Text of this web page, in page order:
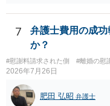
響、離婚・別居の有無、証
ように、LINEのやり取り
ば、原則として不貞慰謝
がない場合でも、親密なや
姻共同生活の平穏を害した
れることもあります。 す
の購入事情も含めて説明し
の相当性を分けて交渉して
7
弁護士費用の成
か？
#慰謝料請求された側 #離婚の慰
2026年7月26日
肥田 弘昭 弁護士